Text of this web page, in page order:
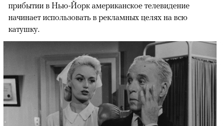
прибытии в Нью-Йорк американское телевидение
начинает использовать в рекламных целях на всю
катушку.